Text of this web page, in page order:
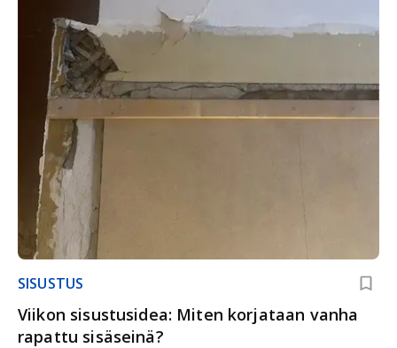
SISUSTUS
Viikon sisustusidea: Miten korjataan vanha
rapattu sisäseinä?